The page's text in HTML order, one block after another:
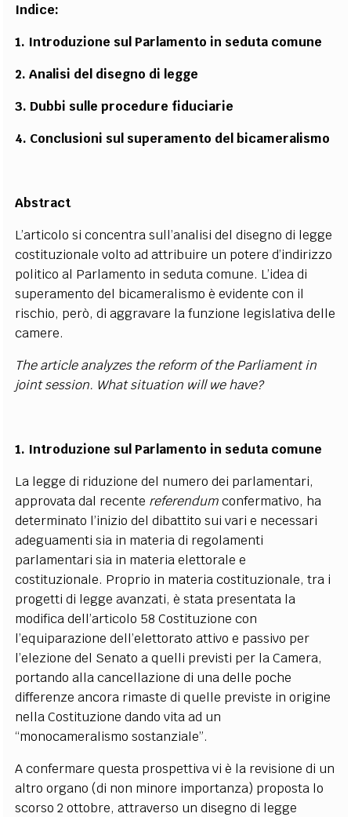
Indice:
1. Introduzione sul Parlamento in seduta comune
2. Analisi del disegno di legge
3. Dubbi sulle procedure fiduciarie
4. Conclusioni sul superamento del bicameralismo
Abstract
L’articolo si concentra sull’analisi del disegno di legge
costituzionale volto ad attribuire un potere d’indirizzo
politico al Parlamento in seduta comune. L’idea di
superamento del bicameralismo è evidente con il
rischio, però, di aggravare la funzione legislativa delle
camere.
The article analyzes the reform of the Parliament in
joint session. What situation will we have?
1. Introduzione sul Parlamento in seduta comune
La legge di riduzione del numero dei parlamentari,
approvata dal recente referendumconfermativo, ha
determinato l’inizio del dibattito sui vari e necessari
adeguamenti sia in materia di regolamenti
parlamentari sia in materia elettorale e
costituzionale. Proprio in materia costituzionale, tra i
progetti di legge avanzati, è stata presentata la
modifica dell’articolo 58 Costituzione con
l’equiparazione dell’elettorato attivo e passivo per
l’elezione del Senato a quelli previsti per la Camera,
portando alla cancellazione di una delle poche
differenze ancora rimaste di quelle previste in origine
nella Costituzione dando vita ad un
“monocameralismo sostanziale”.
A confermare questa prospettiva vi è la revisione di un
altro organo (di non minore importanza) proposta lo
scorso 2 ottobre, attraverso un disegno di legge